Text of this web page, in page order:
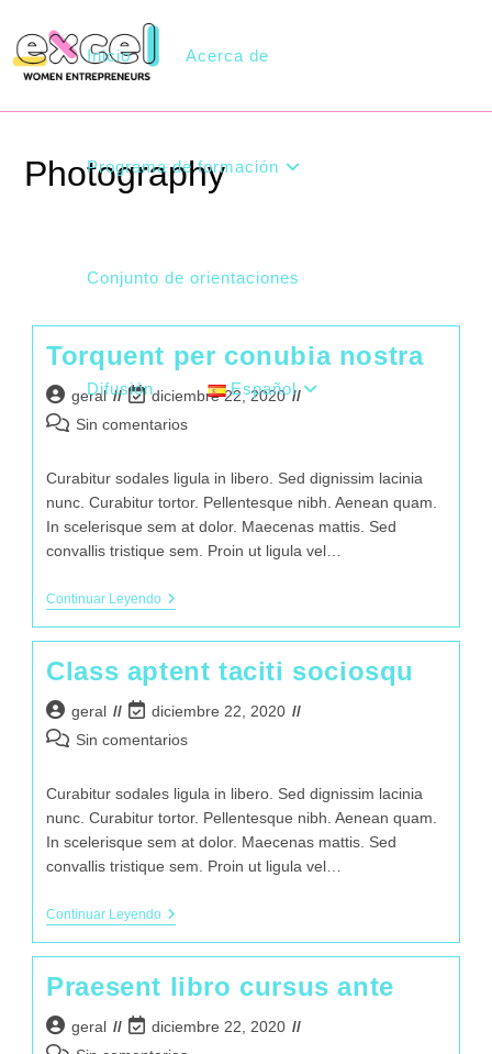
Inicio Acerca de
Programa de formación
Conjunto de orientaciones
Difusión Español
Photography
Torquent per conubia nostra
geral
diciembre 22, 2020
Sin comentarios
Curabitur sodales ligula in libero. Sed dignissim lacinia
nunc. Curabitur tortor. Pellentesque nibh. Aenean quam.
In scelerisque sem at dolor. Maecenas mattis. Sed
convallis tristique sem. Proin ut ligula vel…
Continuar Leyendo
Class aptent taciti sociosqu
geral
diciembre 22, 2020
Sin comentarios
Curabitur sodales ligula in libero. Sed dignissim lacinia
nunc. Curabitur tortor. Pellentesque nibh. Aenean quam.
In scelerisque sem at dolor. Maecenas mattis. Sed
convallis tristique sem. Proin ut ligula vel…
Continuar Leyendo
Praesent libro cursus ante
geral
diciembre 22, 2020